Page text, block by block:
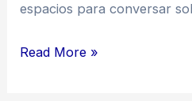
espacios para conversar
Read More »